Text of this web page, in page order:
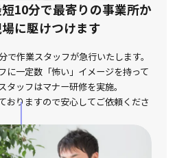
10分で最寄りの事業所か
に駆けつけます
作業スタッフが急行いたします。
に一定数「怖い」イメージを持って
タッフはマナー研修を実施。
おりますので安心してご依頼くださ